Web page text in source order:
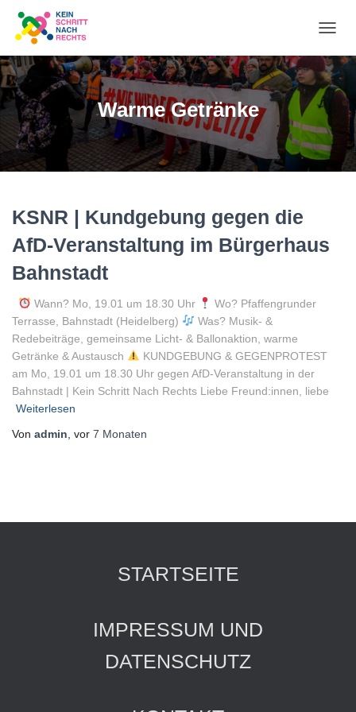
Warme Getränke
KSNR | Kundgebung gegen die
AfD-Veranstaltung im Bürgerhaus
Bahnstadt
Wann? Mo, 19.01 um 18.30 Uhr
Wo? Pfaffengrunder
Terrasse, Bahnstadt (Heidelberg)
Was? Musik- &
Redebeiträge, gemeinsame Licht- & Ballonaktion, warme
Getränke & Austausch
KUNDGEBUNG & GEGENPROTEST
am Mo, 19.01 um 18.30 Uhr gegen AfD-Veranstaltung in der
Bahnstadt | Kein Schritt Nach Rechts Liebe Freund:innen, liebe
Weiterlesen
Von admin , vor 7 Monaten
STARTSEITE
IMPRESSUM UND
DATENSCHUTZ